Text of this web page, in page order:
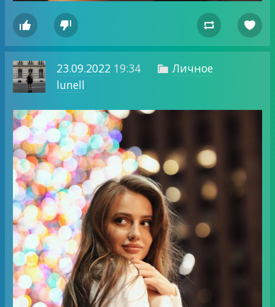
   
23.09.202219:34  Личное
lunell